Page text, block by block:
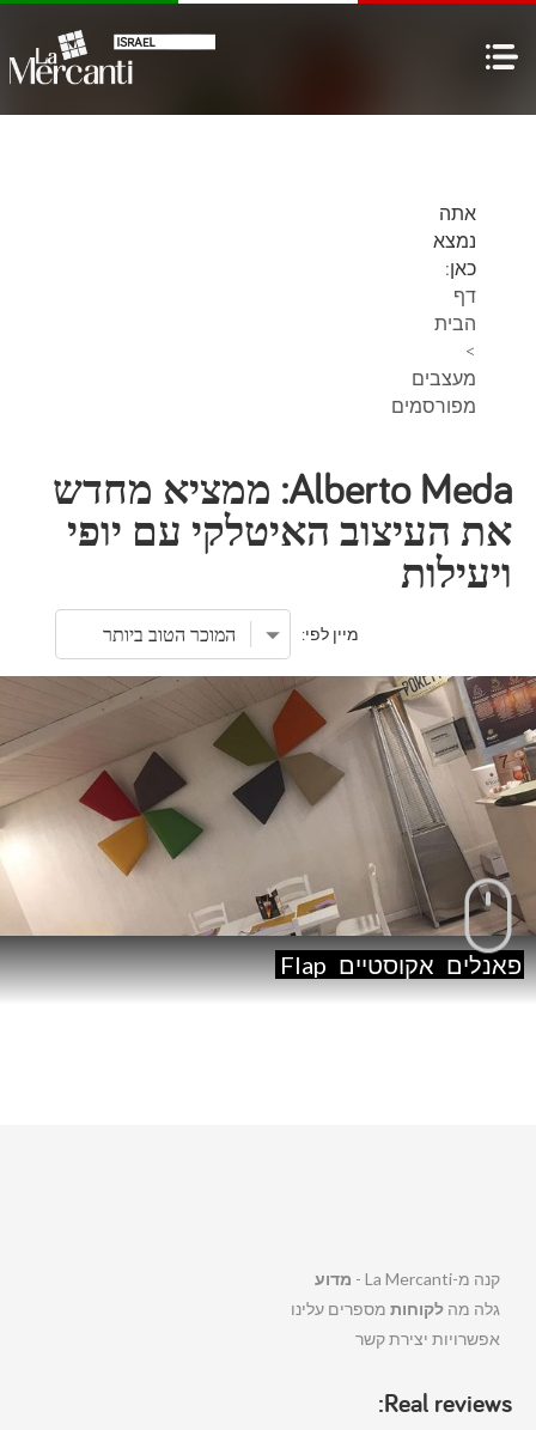
אתה
נמצא
כאן:
דף
הבית
>
מעצבים
מפורסמים
Alberto Meda: ממציא מחדש
את העיצוב האיטלקי עם יופי
ויעילות
מיין לפי:
פאנלים אקוסטיים Flap
קנה מ-La Mercanti -
מדוע
גלה מה לקוחות מספרים עלינו
אפשרויות יצירת קשר
Real reviews: